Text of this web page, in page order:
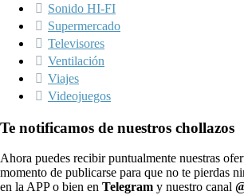
Sonido HI-FI
Supermercado
Televisores
Ventilación
Viajes
Videojuegos
Te notificamos de nuestros chollazos
Ahora puedes recibir puntualmente nuestras
momento de publicarse para que no te pierdas
en la APP o bien en Telegram y nuestro canal